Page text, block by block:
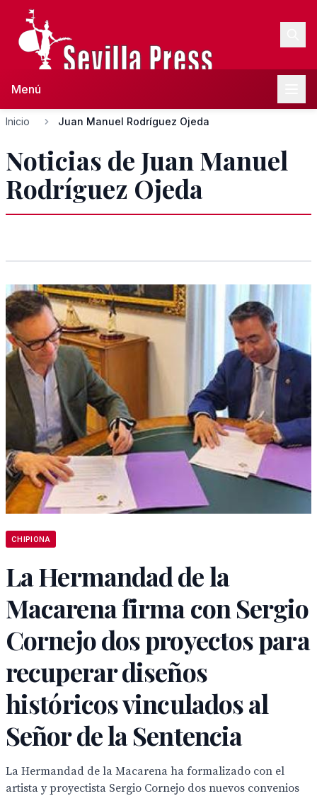
Menú
Inicio Juan Manuel Rodríguez Ojeda
Noticias de Juan Manuel
Rodríguez Ojeda
CHIPIONA
La Hermandad de la
Macarena firma con Sergio
Cornejo dos proyectos para
recuperar diseños
históricos vinculados al
Señor de la Sentencia
La Hermandad de la Macarena ha formalizado con el
artista y proyectista Sergio Cornejo dos nuevos convenios